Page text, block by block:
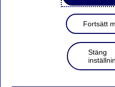
Kontakta mig
Fortsätt
Stäng